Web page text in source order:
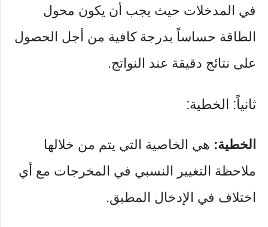
في المدخلات حيث يجب أن يكون محول
الطاقة حساساً بدرجة كافية من أجل الحصول
على نتائج دقيقة عند النواتج.
ثانياً: الخطية:
الخطية: هي الخاصية التي يتم من خلالها
ملاحظة التغيير النسبي في المخرجات مع أي
اختلاف في الإدخال المطبق.